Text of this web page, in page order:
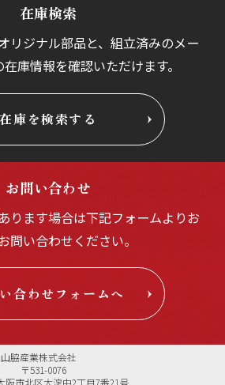
在庫検索
リジナル部品と、組立済みのメー
庫情報を確認いただけます。
在庫を検索する
お問い合わせ
ります場合は下記フォームよりお
問い合わせください。
合わせフォームへ
山脇産業株式会社
〒531-0076
阪市北区大淀中2丁目7番21号